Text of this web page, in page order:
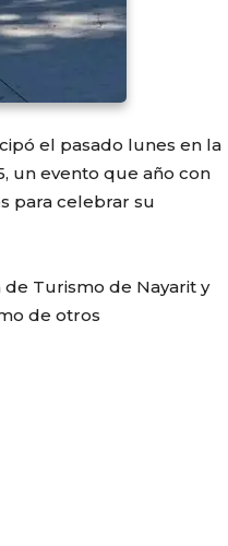
el pasado lunes en la
un evento que año con
para celebrar su
de Turismo de Nayarit y
de otros